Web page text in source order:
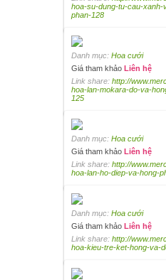
hoa-su-dung-tu-cau-xanh-
phan-128
Danh mục: Hoa cưới
Giá tham khảo Liên hệ
Link share: http://
hoa-lan-mokara-do-va-
125
Danh mục: Hoa cưới
Giá tham khảo Liên hệ
Link share: http://
hoa-lan-ho-diep-va-hong-
Danh mục: Hoa cưới
Giá tham khảo Liên hệ
Link share: http://
hoa-kieu-tre-ket-hong-va-